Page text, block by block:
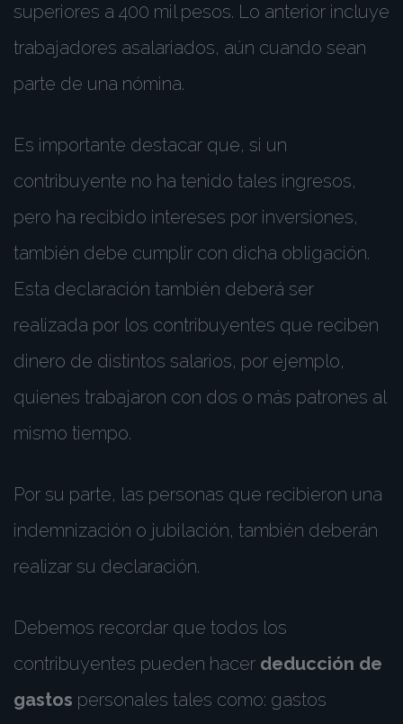
superiores a 400 mil pesos. Lo anterior incluye
trabajadores asalariados, aún cuando sean
parte de una nómina.
Es importante destacar que, si un
contribuyente no ha tenido tales ingresos,
pero ha recibido intereses por inversiones,
también debe cumplir con dicha obligación.
Esta declaración también deberá ser
realizada por los contribuyentes que reciben
dinero de distintos salarios, por ejemplo,
quienes trabajaron con dos o más patrones al
mismo tiempo.
Por su parte, las personas que recibieron una
indemnización o jubilación, también deberán
realizar su declaración.
Debemos recordar que todos los
contribuyentes pueden hacer deducción de
gastos personales tales como: gastos